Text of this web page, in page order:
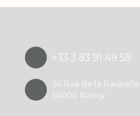
+33 3 83 91 49 58
36 Rue de la Ravinelle
54000 Nancy